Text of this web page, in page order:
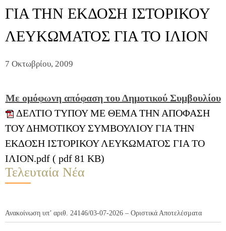
ΓΙΑ ΤΗΝ ΕΚΔΟΣΗ ΙΣΤΟΡΙΚΟΥ
ΛΕΥΚΩΜΑΤΟΣ ΓΙΑ ΤΟ ΙΛΙΟΝ
7 Οκτωβρίου, 2009
Με ομόφωνη απόφαση του Δημοτικού Συμβουλίου
ΔΕΛΤΙΟ ΤΥΠΟΥ ΜΕ ΘΕΜΑ ΤΗΝ ΑΠΟΦΑΣΗ
ΤΟΥ ΔΗΜΟΤΙΚΟΥ ΣΥΜΒΟΥΛΙΟΥ ΓΙΑ ΤΗΝ
ΕΚΔΟΣΗ ΙΣΤΟΡΙΚΟΥ ΛΕΥΚΩΜΑΤΟΣ ΓΙΑ ΤΟ
ΙΛΙΟΝ.pdf ( pdf 81 KB)
Τελευταία Νέα
Ανακοίνωση υπ’ αριθ. 24146/03-07-2026 – Οριστικά Αποτελέσματα